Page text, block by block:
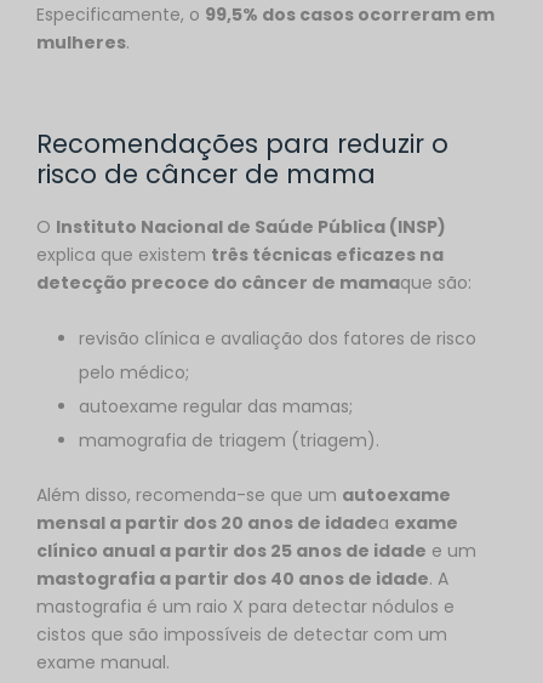
Especificamente, o 99,5% dos casos ocorreram em
mulheres.
Recomendações para reduzir o
risco de câncer de mama
O Instituto Nacional de Saúde Pública (INSP)
explica que existem três técnicas eficazes na
detecção precoce do câncer de mamaque são:
revisão clínica e avaliação dos fatores de risco
pelo médico;
autoexame regular das mamas;
mamografia de triagem (triagem).
Além disso, recomenda-se que um autoexame
mensal a partir dos 20 anos de idadea exame
clínico anual a partir dos 25 anos de idade e um
mastografia a partir dos 40 anos de idade. A
mastografia é um raio X para detectar nódulos e
cistos que são impossíveis de detectar com um
exame manual.